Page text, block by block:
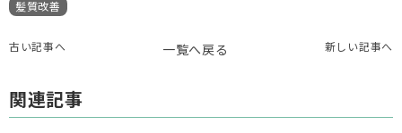
髪質改善
古い記事へ 一覧へ戻る 新しい記事へ
関連記事